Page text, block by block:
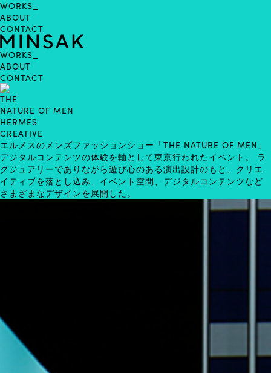
WORKS_
ABOUT
CONTACT
WORKS
ABOUT
CONTACT
THE
NATURE OF MEN
HERMES
CREATIVE
エルメスのメンズファッションショー「THE NATURE OF MEN」
デジタルコンテンツの体験を軸として東京行われたイベント。 ラ
グジュアリーでありながら遊び心のある演出設計のもと、クリエ
イティブを落とし込み、イベント空間、デジタルコンテンツなど
さまざまなデザインを展開した。